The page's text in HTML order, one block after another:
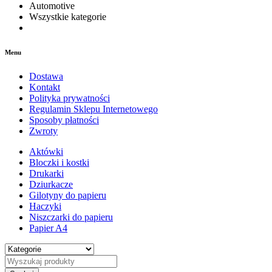
Automotive
Wszystkie kategorie
Menu
Dostawa
Kontakt
Polityka prywatności
Regulamin Sklepu Internetowego
Sposoby płatności
Zwroty
Aktówki
Bloczki i kostki
Drukarki
Dziurkacze
Gilotyny do papieru
Haczyki
Niszczarki do papieru
Papier A4